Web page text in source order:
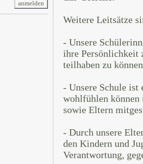
Weitere Leitsätze
- Unsere
ihre Persönlichkeit
teilhaben zu
- Unsere Schule ist
wohlfühlen können
sowie Eltern
- Durch unsere
den Kindern und
Verantwortung,